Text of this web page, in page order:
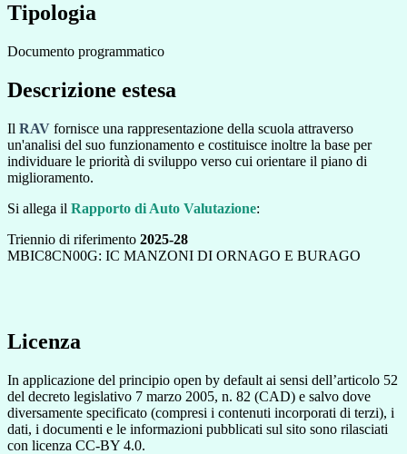
Tipologia
Documento programmatico
Descrizione estesa
Il RAV fornisce una rappresentazione della scuola attraverso
un'analisi del suo funzionamento e costituisce inoltre la base per
individuare le priorità di sviluppo verso cui orientare il piano di
miglioramento.
Si allega il Rapporto di Auto Valutazione:
Triennio di riferimento 2025-28
MBIC8CN00G: IC MANZONI DI ORNAGO E BURAGO
Licenza
In applicazione del principio open by default ai sensi dell’articolo 52
del decreto legislativo 7 marzo 2005, n. 82 (CAD) e salvo dove
diversamente specificato (compresi i contenuti incorporati di terzi), i
dati, i documenti e le informazioni pubblicati sul sito sono rilasciati
con licenza CC-BY 4.0.